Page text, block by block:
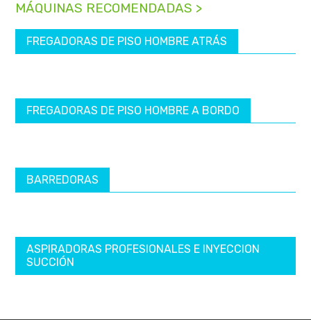
MÁQUINAS RECOMENDADAS >
FREGADORAS DE PISO HOMBRE ATRÁS
FREGADORAS DE PISO HOMBRE A BORDO
BARREDORAS
ASPIRADORAS PROFESIONALES E INYECCION
SUCCIÓN